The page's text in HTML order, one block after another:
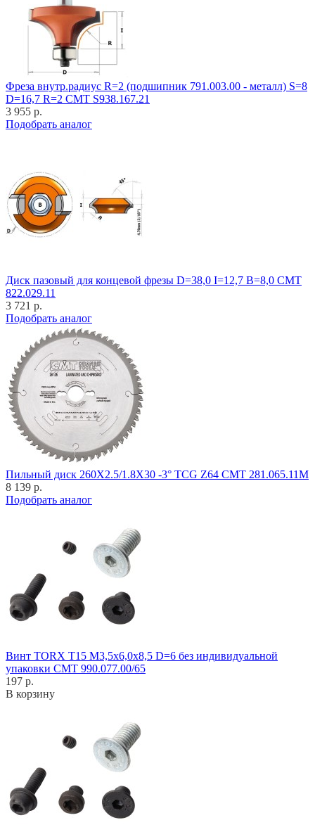
Фреза внутр.радиус R=2 (подшипник 791.003.00 - металл) S=8
D=16,7 R=2 CMT S938.167.21
3 955 р.
Подобрать аналог
Диск пазовый для концевой фрезы D=38,0 I=12,7 B=8,0 CMT
822.029.11
3 721 р.
Подобрать аналог
Пильный диск 260X2.5/1.8X30 -3° TCG Z64 CMT 281.065.11M
8 139 р.
Подобрать аналог
Винт TORX T15 M3,5x6,0x8,5 D=6 без индивидуальной
упаковки CMT 990.077.00/65
197 р.
В корзину